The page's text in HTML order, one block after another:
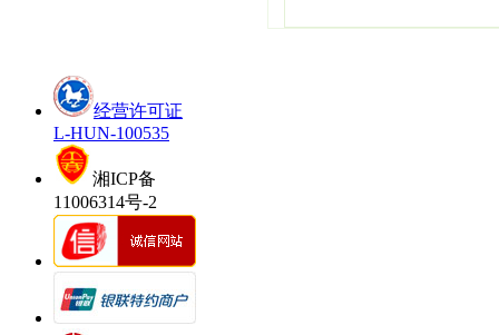
经营许可证
L-HUN-100535
湘ICP备
11006314号-2